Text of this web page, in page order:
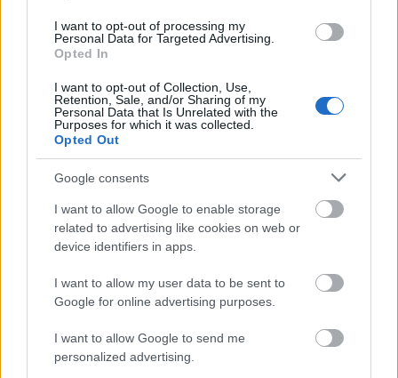
I want to opt-out of processing my
Personal Data for Targeted Advertising.
Opted In
I want to opt-out of Collection, Use,
Retention, Sale, and/or Sharing of my
Personal Data that Is Unrelated with the
Purposes for which it was collected.
Opted Out
Google consents
I want to allow Google to enable storage
related to advertising like cookies on web or
device identifiers in apps.
I want to allow my user data to be sent to
Google for online advertising purposes.
I want to allow Google to send me
personalized advertising.
Coega Development Corporation, αναφέρθηκε στις
επενδυτικές ευκαιρίες που αναπτύσσονται μέσω της
γαλάζιας οικονομίας και της Ειδικής Οικονομικής
Ζώνης Coega.
Ο κ.Unathi Sonti, Εκτελεστικός Πρόεδρος του
Ναυτιλιακού Εμπορικού Επιμελητηρίου του Eastern
ναυτιλιακού τομέα της περιοχής, τις τρέχουσες
πρωτοβουλίες και τις δυνατότητες διεθνούς
συνεργασίας.
, CEO της Lalizas Hellas,
μοιράστηκε την εμπειρία του από τη
δραστηριοποίηση στη Νότια Αφρική,
παρουσίας, των ανθρώπινων σχέσεων και της
συνεργασίας με τους τοπικούς φορείς.